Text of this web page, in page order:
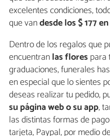
excelentes condiciones,
que vandesde los $ 177
Dentro de los regalos que
encuentranlas flores para
graduaciones, funerales
en especial que lo sientes
deseas realizar tu pedido,
su página webosu app,
las distintas formas de
tarjeta, Paypal, por medio